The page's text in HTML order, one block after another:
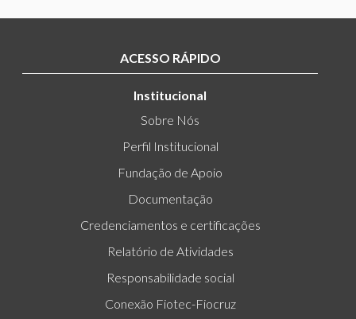
ACESSO RÁPIDO
Institucional
Sobre Nós
Perfil Institucional
Fundação de Apoio
Documentação
Credenciamentos e certificações
Relatório de Atividades
Responsabilidade social
Conexão Fiotec-Fiocruz